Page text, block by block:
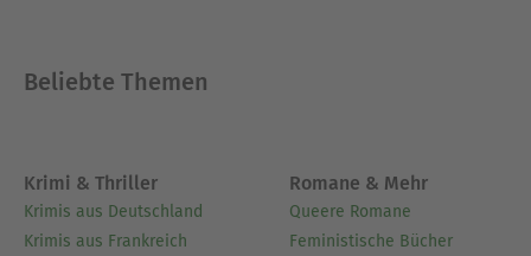
Beliebte Themen
Krimi & Thriller
Krimis aus Deutschland
Krimis aus Frankreich
Romane & Mehr
Queere Romane
Feministische Bücher